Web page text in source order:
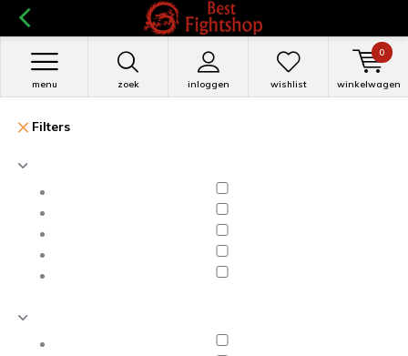
zoek inloggen
menu wishlist winkelwagen
0
Filters